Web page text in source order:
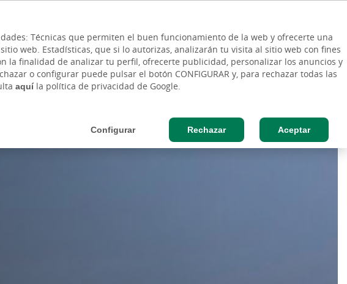
Técnicas que permiten el buen funcionamiento de la web y ofrecerte una
web. Estadísticas, que si lo autorizas, analizarán tu visita al sitio web con fines
la finalidad de analizar tu perfil, ofrecerte publicidad, personalizar los anuncios y
o configurar puede pulsar el botón CONFIGURAR y, para rechazar todas las
aquíla política de privacidad de Google.
Configurar Rechazar Aceptar
DE
EMPRESAS AGRO